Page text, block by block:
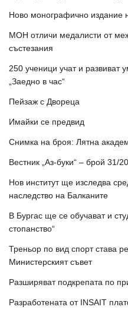
Ново монографично издание
МОН отличи медалисти от
състезания
250 ученици учат и развиват
„Заедно в час“
Пейзаж с Двореца
Имайки се предвид
Снимка на броя: Лятна
Вестник „Аз-буки“ – брой 31/
Нов институт ще изследва
наследство на Балканите
В Бургас ще се обучават и
стопанство“
Треньор по вид спорт става
Министерският съвет
Разширяват подкрепата по
Разработената от INSAIT